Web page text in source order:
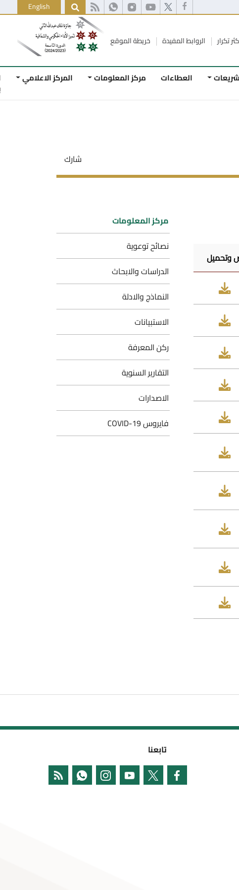
English
الروابط المفيدة خريطة الموقع
العطاءات مركز المعلومات المركز الاعلامي اتصل
بنا
مركز المعلومات
نصائح توعوية
الدراسات والابحاث
النماذج والادلة
الاستبيانات
ركن المعرفة
التقارير السنوية
الاصدارات